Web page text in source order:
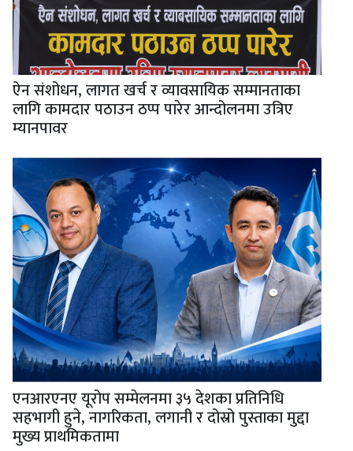
ऐन संशोधन, लागत खर्च र व्यावसायिक सम्मानताका
लागि कामदार पठाउन ठप्प पारेर आन्दोलनमा उत्रिए
म्यानपावर
एनआरएनए यूरोप सम्मेलनमा ३५ देशका प्रतिनिधि
सहभागी हुने, नागरिकता, लगानी र दोस्रो पुस्ताका मुद्दा
मुख्य प्राथमिकतामा